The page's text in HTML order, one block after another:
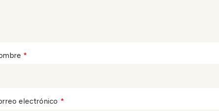
*
electrónico *